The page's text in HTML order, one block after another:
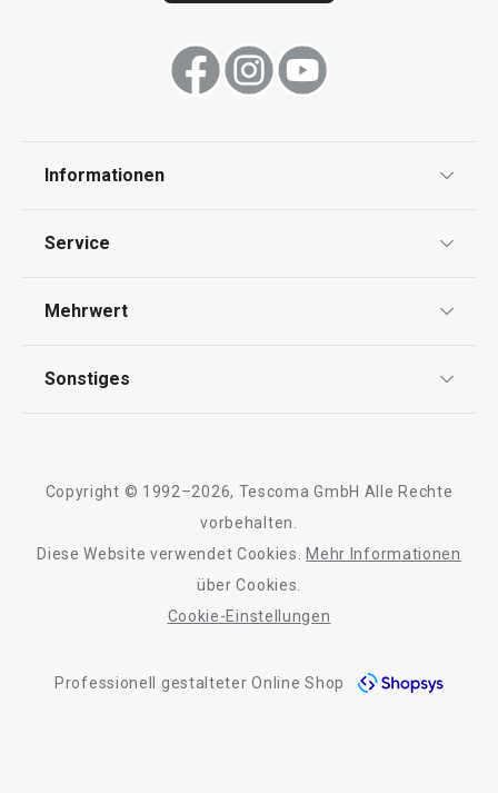
Informationen
Impressum
Service
Kontaktformular
Mehrwert
Qualität
Sonstiges
Barrierefreiheit
Copyright © 1992–2026, Tescoma GmbH Alle Rechte
vorbehalten.
Diese Website verwendet Cookies.
Mehr Informationen
über Cookies.
Cookie-Einstellungen
Professionell gestalteter Online Shop